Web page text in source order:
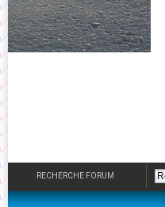
RECHERCHE FORUM